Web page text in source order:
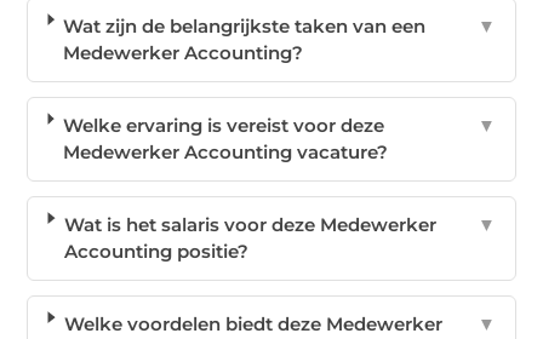
Wat zijn de belangrijkste taken van een
Medewerker Accounting?
▼
Welke ervaring is vereist voor deze
Medewerker Accounting vacature?
▼
Wat is het salaris voor deze Medewerker
Accounting positie?
▼
Welke voordelen biedt deze Medewerker
▼